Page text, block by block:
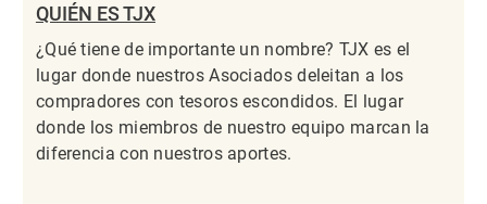
QUIÉN ES TJX
¿Qué tiene de importante un nombre? TJX es el
lugar donde nuestros Asociados deleitan a los
compradores con tesoros escondidos. El lugar
donde los miembros de nuestro equipo marcan la
diferencia con nuestros aportes.